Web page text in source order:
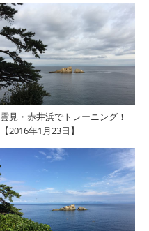
雲見・赤井浜でトレーニング！
【2016年1月23日】